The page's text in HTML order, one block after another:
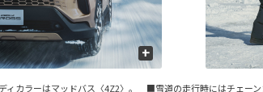
+
ィカラーはマッドバス〈4Z2〉。 ■雪道の走行時にはチェー